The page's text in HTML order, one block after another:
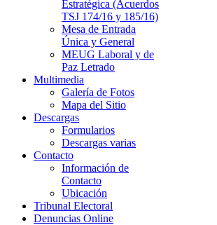
Estratégica (Acuerdos
TSJ 174/16 y 185/16)
Mesa de Entrada
Única y General
MEUG Laboral y de
Paz Letrado
Multimedia
Galería de Fotos
Mapa del Sitio
Descargas
Formularios
Descargas varias
Contacto
Información de
Contacto
Ubicación
Tribunal Electoral
Denuncias Online